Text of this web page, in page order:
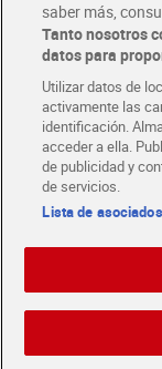
Tarjeta MaX Dia
Te devuelve hasta
¡Solicita tu tarjeta
COLABORA CON DIA
EnglishPolítica de
saber más,
Tanto nosotros
datos para
Utilizar datos de
activamente las
identificación.
acceder a ella.
de publicidad y
de servicios.
Lista de